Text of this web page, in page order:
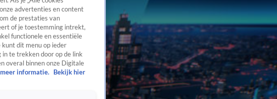
advertenties en content
de prestaties van
of je toestemming intrekt,
functionele en essentiële
kunt dit menu op ieder
in te trekken door op de link
overal binnen onze Digitale
informatie.
Bekijk hier